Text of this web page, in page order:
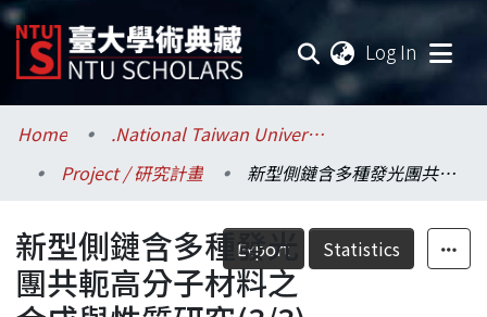
Log In
Communities & Collections
Research Outputs
Fundings & Projects
Researchers
Home
.National Taiwan University / 國立臺灣大學
Project / 研究計畫
新型側鏈含多種發光團共軛高分子材料之合成與性質研究(3/3)
Export Statistics
新型側鏈含多種發光
團共軛高分子材料之